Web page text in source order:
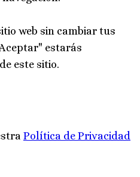
web sin cambiar tus
estarás
este sitio.
Política de Privacidad